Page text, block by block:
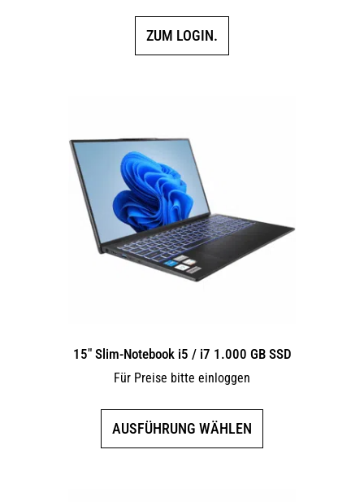
ZUM LOGIN.
15″ Slim-Notebook i5 / i7 1.000 GB SSD
Für Preise bitte einloggen
AUSFÜHRUNG WÄHLEN